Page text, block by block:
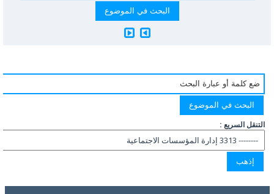
التنقل السريع :